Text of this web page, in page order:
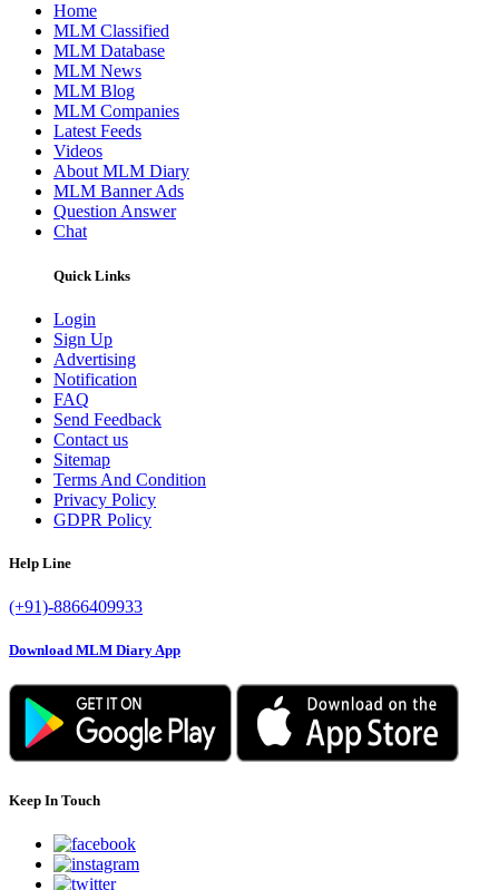
Home
MLM Classified
MLM Database
MLM News
MLM Blog
MLM Companies
Latest Feeds
Videos
About MLM Diary
MLM Banner Ads
Question Answer
Chat
Quick Links
Login
Sign Up
Advertising
Notification
FAQ
Send Feedback
Contact us
Sitemap
Terms And Condition
Privacy Policy
GDPR Policy
Help Line
(+91)-8866409933
Download MLM Diary App
Keep In Touch